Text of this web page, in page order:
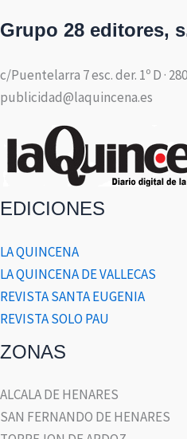
Grupo 28 editores,
c/Puentelarra 7 esc. der. 1º D ·
publicidad@laquincena.es
EDICIONES
LA QUINCENA
LA QUINCENA DE VALLECAS
REVISTA SANTA EUGENIA
REVISTA SOLO PAU
ZONAS
ALCALA DE HENARES
SAN FERNANDO DE HENARES